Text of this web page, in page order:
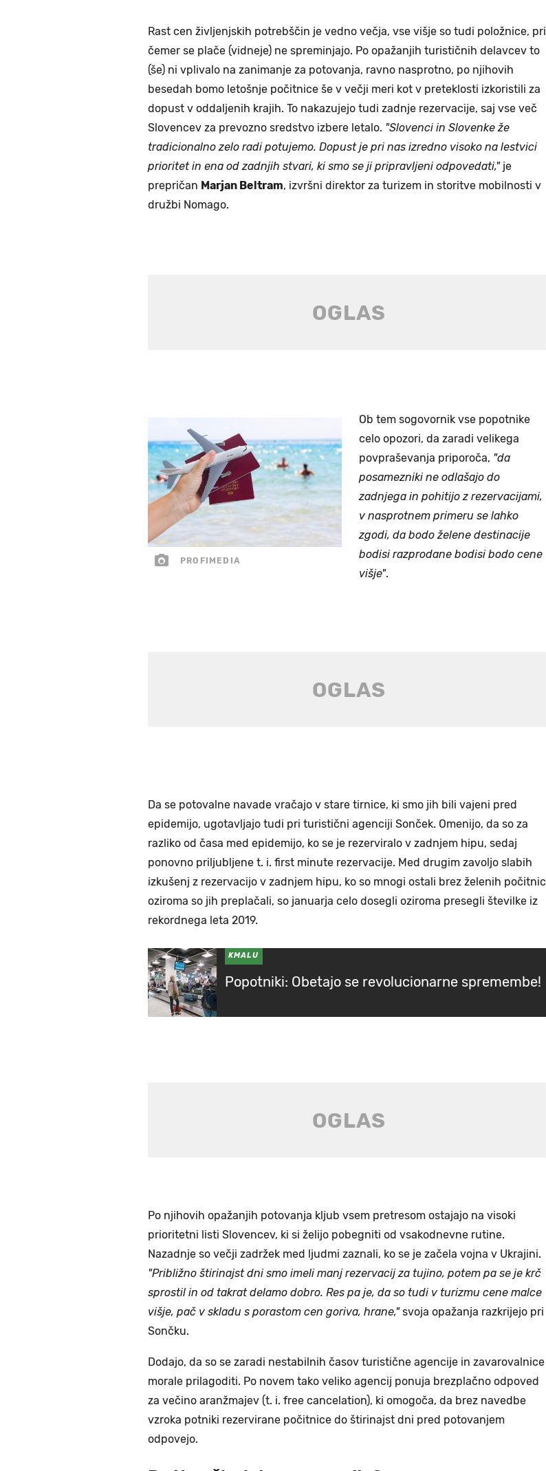
Rast cen življenjskih potrebščin je vedno večja, vse višje so tudi položnice, pri
čemer se plače (vidneje) ne spreminjajo. Po opažanjih turističnih delavcev to
(še) ni vplivalo na zanimanje za potovanja, ravno nasprotno, po njihovih
besedah bomo letošnje počitnice še v večji meri kot v preteklosti izkoristili za
dopust v oddaljenih krajih. To nakazujejo tudi zadnje rezervacije, saj vse več
Slovencev za prevozno sredstvo izbere letalo. "Slovenci in Slovenke že
tradicionalno zelo radi potujemo. Dopust je pri nas izredno visoko na lestvici
prioritet in ena od zadnjih stvari, ki smo se ji pripravljeni odpovedati,"je
prepričan Marjan Beltram, izvršni direktor za turizem in storitve mobilnosti v
družbi Nomago.
PROFIMEDIA
Ob tem sogovornik vse popotnike
celo opozori, da zaradi velikega
povpraševanja priporoča, "da
posamezniki ne odlašajo do
zadnjega in pohitijo z rezervacijami,
v nasprotnem primeru se lahko
zgodi, da bodo želene destinacije
bodisi razprodane bodisi bodo cene
višje".
Da se potovalne navade vračajo v stare tirnice, ki smo jih bili vajeni pred
epidemijo, ugotavljajo tudi pri turistični agenciji Sonček. Omenijo, da so za
razliko od časa med epidemijo, ko se je rezerviralo v zadnjem hipu, sedaj
ponovno priljubljene t. i. first minute rezervacije. Med drugim zavoljo slabih
izkušenj z rezervacijo v zadnjem hipu, ko so mnogi ostali brez želenih počitnic
oziroma so jih preplačali, so januarja celo dosegli oziroma presegli številke iz
rekordnega leta 2019.
KMALU
Popotniki: Obetajo se revolucionarne spremembe!
Po njihovih opažanjih potovanja kljub vsem pretresom ostajajo na visoki
prioritetni listi Slovencev, ki si želijo pobegniti od vsakodnevne rutine.
Nazadnje so večji zadržek med ljudmi zaznali, ko se je začela vojna v Ukrajini.
"Približno štirinajst dni smo imeli manj rezervacij za tujino, potem pa se je krč
sprostil in od takrat delamo dobro. Res pa je, da so tudi v turizmu cene malce
višje, pač v skladu s porastom cen goriva, hrane,"svoja opažanja razkrijejo pri
Sončku.
Dodajo, da so se zaradi nestabilnih časov turistične agencije in zavarovalnice
morale prilagoditi. Po novem tako veliko agencij ponuja brezplačno odpoved
za večino aranžmajev (t. i. free cancelation), ki omogoča, da brez navedbe
vzroka potniki rezervirane počitnice do štirinajst dni pred potovanjem
odpovejo.